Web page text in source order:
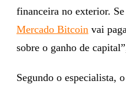
financeira no exterior.
Mercado Bitcoin vai
sobre o ganho de
Segundo o especialista,